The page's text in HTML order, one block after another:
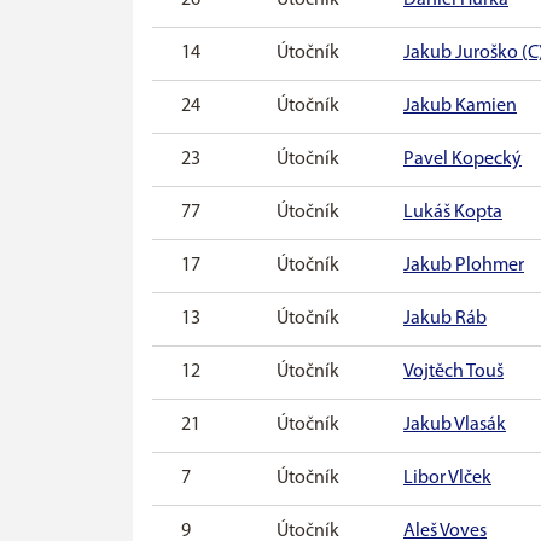
14 Útočník Jakub Juroško
24 Útočník Jakub Kamien
23 Útočník Pavel Kopecký
77 Útočník Lukáš Kopta
17 Útočník Jakub Plohmer
13 Útočník Jakub Ráb
12 Útočník Vojtěch Touš
21 Útočník Jakub Vlasák
7 Útočník Libor Vlček
9 Útočník Aleš Voves